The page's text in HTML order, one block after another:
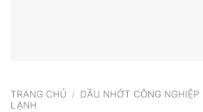
TRANG CHỦ / DẦU NHỚT CÔNG NGHIỆP
LẠNH